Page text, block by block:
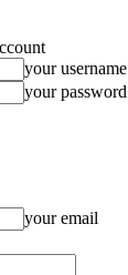
your username
your password
your email